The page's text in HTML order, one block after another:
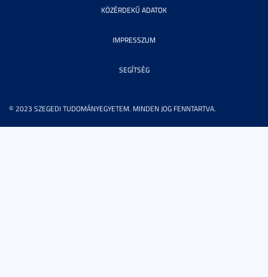
© 2023 SZEGEDI TUDOMÁNYEGYETEM. MINDEN JOG FENNTARTVA.
KÖZÉRDEKŰ ADATOK
IMPRESSZUM
SEGÍTSÉG